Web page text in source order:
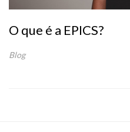
O que é a EPICS?
Blog